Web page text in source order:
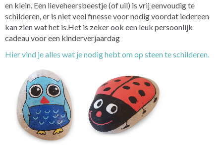
en klein. Een lieveheersbeestje (of uil) is vrij eenvoudig te
schilderen, er is niet veel finesse voor nodig voordat iedereen
kan zien wat het is.Het is zeker ook een leuk persoonlijk
cadeau voor een kinderverjaardag
Hier vind je alles wat je nodig hebt om op steen te schilderen.